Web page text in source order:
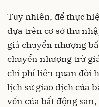
Tuy nhiên, để thực
dựa trên cơ sở thu
giá chuyển nhượng
chuyển nhượng trừ
chỉ phí liên quan đòi
lịch sử giao dịch của
vốn của bất động